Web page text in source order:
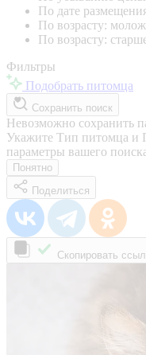
По дате
По возрасту:
По возрасту:
Фильтры
Подобрать питомца
Сохранить поиск
Невозможно сохранить
Укажите Тип питомца и
параметры вашего
Понятно
Поделиться
Скопировать